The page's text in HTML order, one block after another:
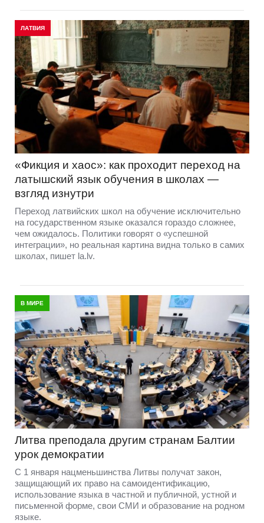
ЛАТВИЯ
«Фикция и хаос»: как проходит переход на
латышский язык обучения в школах —
взгляд изнутри
Переход латвийских школ на обучение исключительно
на государственном языке оказался гораздо сложнее,
чем ожидалось. Политики говорят о «успешной
интеграции», но реальная картина видна только в самих
школах, пишет la.lv.
В МИРЕ
Литва преподала другим странам Балтии
урок демократии
С 1 января нацменьшинства Литвы получат закон,
защищающий их право на самоидентификацию,
использование языка в частной и публичной, устной и
письменной форме, свои СМИ и образование на родном
языке.